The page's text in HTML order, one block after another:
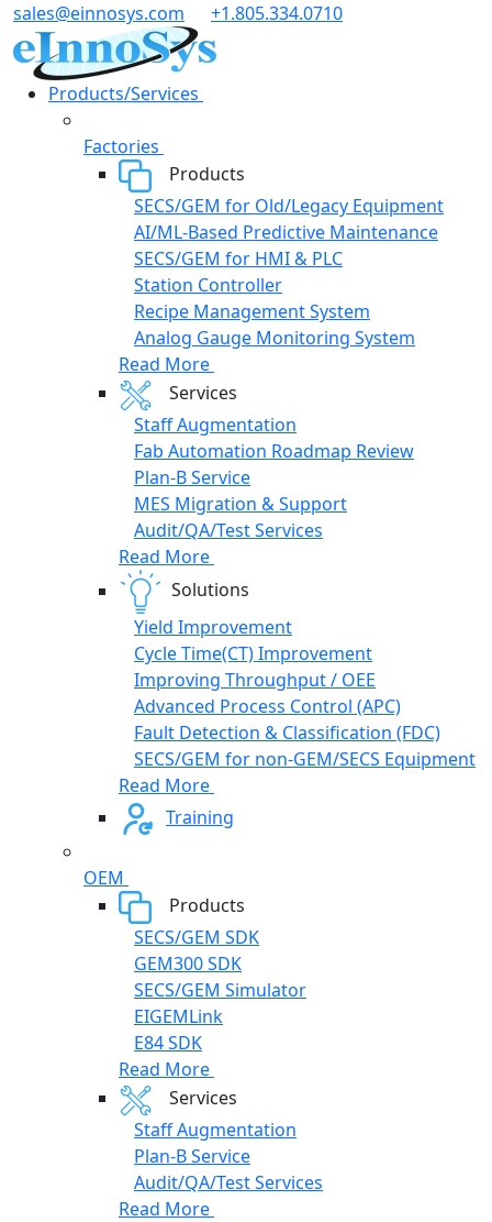
Skip
to
content
sales@einnosys.com +1.805.334.0710
Products/Services
Factories
Products
SECS/GEM for Old/Legacy Equipment
AI/ML-Based Predictive Maintenance
SECS/GEM for HMI & PLC
Station Controller
Recipe Management System
Analog Gauge Monitoring System
Read More
Services
Staff Augmentation
Fab Automation Roadmap Review
Plan-B Service
MES Migration & Support
Audit/QA/Test Services
Read More
Solutions
Yield Improvement
Cycle Time(CT) Improvement
Improving Throughput / OEE
Advanced Process Control (APC)
Fault Detection & Classification (FDC)
SECS/GEM for non-GEM/SECS Equipment
Read More
Training
OEM
Products
SECS/GEM SDK
GEM300 SDK
SECS/GEM Simulator
EIGEMLink
E84 SDK
Read More
Services
Staff Augmentation
Plan-B Service
Audit/QA/Test Services
Read More